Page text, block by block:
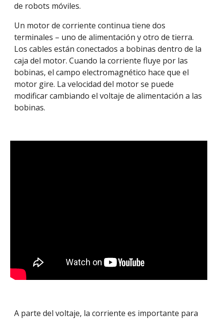
de robots móviles.
Un motor de corriente continua tiene dos
terminales – uno de alimentación y otro de tierra.
Los cables están conectados a bobinas dentro de la
caja del motor. Cuando la corriente fluye por las
bobinas, el campo electromagnético hace que el
motor gire. La velocidad del motor se puede
modificar cambiando el voltaje de alimentación a las
bobinas.
A parte del voltaje, la corriente es importante para